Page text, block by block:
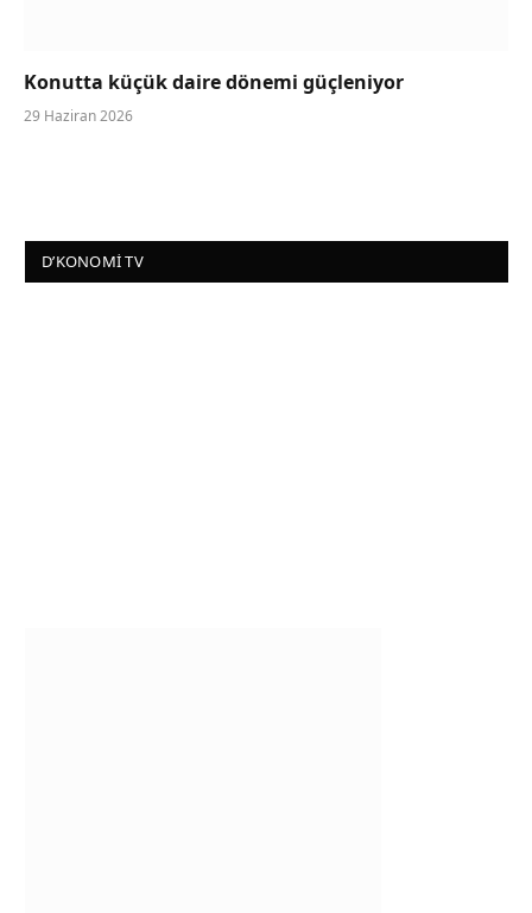
Konutta küçük daire dönemi güçleniyor
29 Haziran 2026
D’KONOMI TV